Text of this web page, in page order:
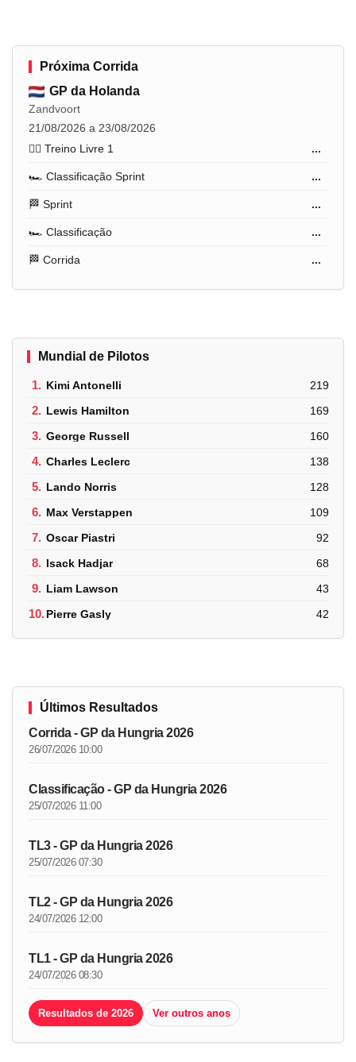
Próxima Corrida
GP da Holanda
Zandvoort
21/08/2026 a 23/08/2026
🏋️‍♂️ Treino Livre 1
...
🏎️ Classificação Sprint ...
🏁 Sprint ...
🏎️ Classificação ...
🏁 Corrida ...
Mundial de Pilotos
1. Kimi Antonelli 219
2. Lewis Hamilton 169
3. George Russell 160
4. Charles Leclerc 138
5. Lando Norris 128
6. Max Verstappen 109
7. Oscar Piastri 92
8. Isack Hadjar 68
9. Liam Lawson 43
10.Pierre Gasly 42
Últimos Resultados
Corrida - GP da Hungria 2026
26/07/2026 10:00
Classificação - GP da Hungria 2026
25/07/2026 11:00
TL3 - GP da Hungria 2026
25/07/2026 07:30
TL2 - GP da Hungria 2026
24/07/2026 12:00
TL1 - GP da Hungria 2026
24/07/2026 08:30
Resultados de 2026 Ver outros anos